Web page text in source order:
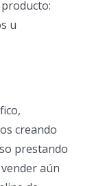
u
creando
prestando
aún